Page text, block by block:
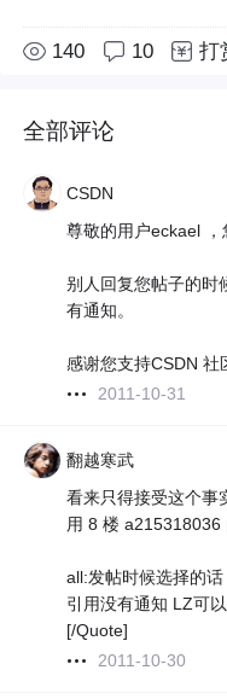
140 10 打
全部评论
CSDN
尊敬的用户eckael ，
别人回复您帖子的时
有通知。
感谢您支持CSDN 社
2011-10-31
翻越寒武
看来只得接受这个事
用 8 楼 a215318036
all:发帖时候选择的
引用没有通知 LZ可
[/Quote]
2011-10-30